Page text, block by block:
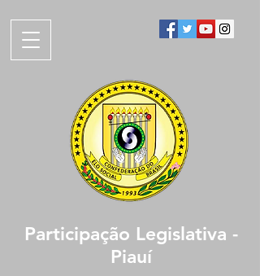
Participação Legislativa -
Piauí